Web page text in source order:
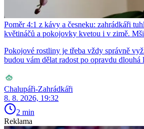
Poměr 4:1 z kávy a česneku: zahrádkáři
květináčů a pokojovky kvetou i v zimě.
Pokojové rostliny je třeba vždy správně
budou vám dělat radost po opravdu dlouhá
Chalupáři-Zahrádkáři
8. 8. 2026, 19:32
2 min
Reklama